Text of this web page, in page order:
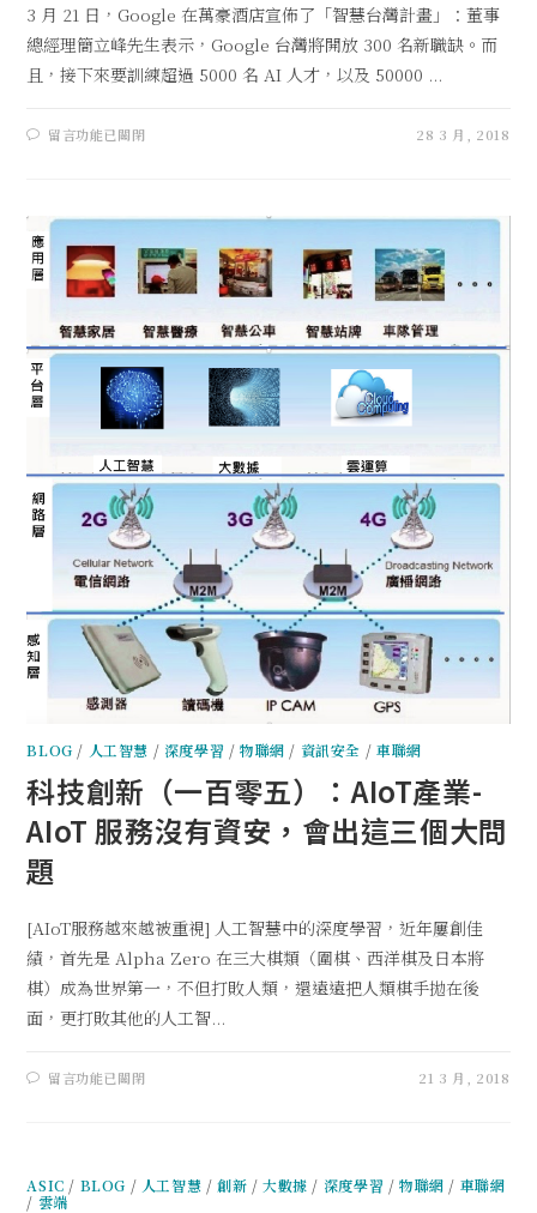
3 月 21 日，Google 在萬豪酒店宣佈了「智慧台灣計畫」：董事
總經理簡立峰先生表示，Google 台灣將開放 300 名新職缺。而
且，接下來要訓練超過 5000 名 AI 人才，以及 50000 ...
留言功能已關閉 28 3 月, 2018
BLOG / 人工智慧 / 深度學習 /物聯網 / 資訊安全 / 車聯網
科技創新（一百零五）：AIoT產業-
AIoT 服務沒有資安，會出這三個大問
題
[AIoT服務越來越被重視] 人工智慧中的深度學習，近年屢創佳
績，首先是 Alpha Zero 在三大棋類（圍棋、西洋棋及日本將
棋）成為世界第一，不但打敗人類，還遠遠把人類棋手拋在後
面，更打敗其他的人工智...
留言功能已關閉 21 3 月, 2018
ASIC / BLOG / 人工智慧 /創新 /大數據 / 深度學習 / 物聯網 / 車聯網
/ 雲端